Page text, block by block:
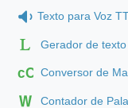
Texto para Voz
Gerador de texto
cC Conversor de
Contador de